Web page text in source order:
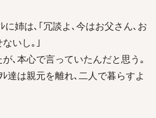
に姉は､｢冗談よ､今はお父さん､お
いし｡｣
､本心で言っていたんだと思う｡
達は親元を離れ､二人で暮らすよ